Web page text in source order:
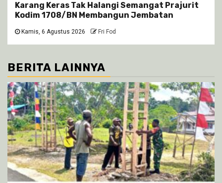
Karang Keras Tak Halangi Semangat Prajurit
Kodim 1708/BN Membangun Jembatan
Kamis, 6 Agustus 2026 Fri Fod
BERITA LAINNYA